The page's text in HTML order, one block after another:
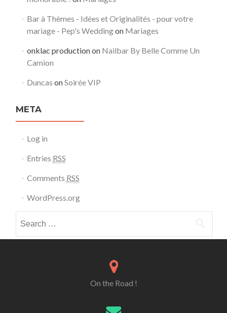
Bar à Thèmes - Idées et Originalités - pour votre
mariage - Pep's Weddingon Mariages
onklac productionon Nailbar By Belle Comme Un
Camion
Duncas onSoirée VIP
META
Log in
Entries RSS
Comments RSS
WordPress.org
On the Road !